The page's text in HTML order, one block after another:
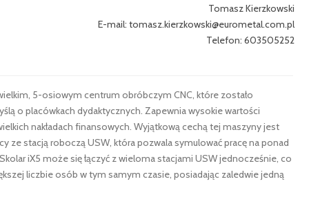
Tomasz Kierzkowski
E-mail: tomasz.kierzkowski@eurometal.com.pl
Telefon: 603505252
5-osiowym centrum obróbczym CNC, które zostało
o placówkach dydaktycznych. Zapewnia wysokie wartości
nakładach finansowych. Wyjątkową cechą tej maszyny jest
ze stacją roboczą USW, która pozwala symulować pracę na ponad
iX5 może się łączyć z wieloma stacjami USW jednocześnie, co
liczbie osób w tym samym czasie, posiadając zaledwie jedną